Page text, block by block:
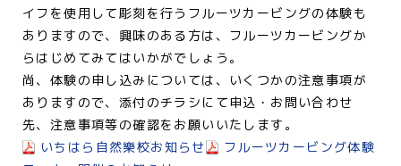
イフを使用して彫刻を行うフルーツカービングの体験も
ありますので、興味のある方は、フルーツカービングか
らはじめてみてはいかがでしょう。
尚、体験の申し込みについては、いくつかの注意事項が
ありますので、添付のチラシにて申込・お問い合わせ
先、注意事項等の確認をお願いいたします。
いちはら自然樂校お知らせ
フルーツカービング体験